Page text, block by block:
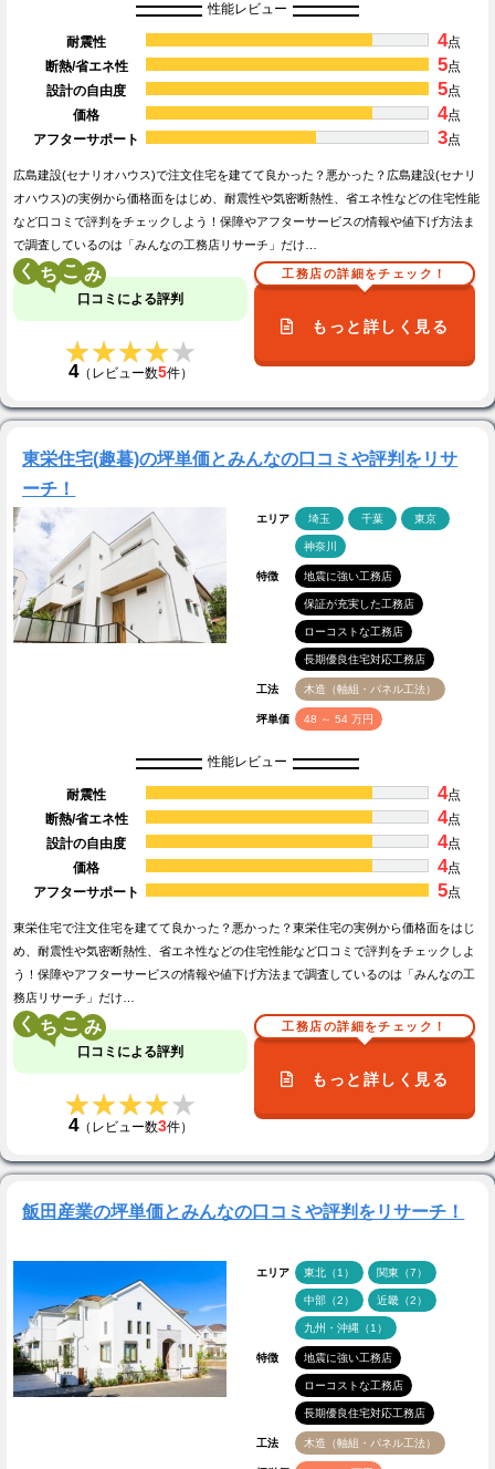
性能レビュー
耐震性 4点
断熱/省エネ性
5点
設計の自由度
5点
価格
4点
アフターサポート
3点
広島建設(セナリオハウス)で注文住宅を建てて良かった？悪かった？広島建設(セナリ
オハウス)の実例から価格面をはじめ、耐震性や気密断熱性、省エネ性などの住宅性能
など口コミで評判をチェックしよう！保障やアフターサービスの情報や値下げ方法ま
で調査しているのは「みんなの工務店リサーチ」だけ…
く こ
口コミによる評判
★★★★★
★★★★★
4（レビュー数5件）
工務店の詳細をチェック！
もっと詳しく見る
東栄住宅(趣暮)の坪単価とみんなの口コミや評判をリサ
ーチ！
エリア 埼玉 千葉 東京
神奈川
特徴 地震に強い工務店
保証が充実した工務店
ローコストな工務店
長期優良住宅対応工務店
工法 木造（軸組・パネル工法）
坪単価 48 ～ 54 万円
性能レビュー
耐震性 4点
断熱/省エネ性
4点
設計の自由度
4点
価格
4点
アフターサポート
5点
東栄住宅で注文住宅を建てて良かった？悪かった？東栄住宅の実例から価格面をはじ
め、耐震性や気密断熱性、省エネ性などの住宅性能など口コミで評判をチェックしよ
う！保障やアフターサービスの情報や値下げ方法まで調査しているのは「みんなの工
務店リサーチ」だけ…
く こ
口コミによる評判
★★★★★
★★★★★
4（レビュー数3件）
工務店の詳細をチェック！
もっと詳しく見る
飯田産業の坪単価とみんなの口コミや評判をリサーチ！
エリア 東北（1） 関東（7）
中部（2） 近畿（2）
九州・沖縄（1）
特徴 地震に強い工務店
ローコストな工務店
長期優良住宅対応工務店
工法 木造（軸組・パネル工法）